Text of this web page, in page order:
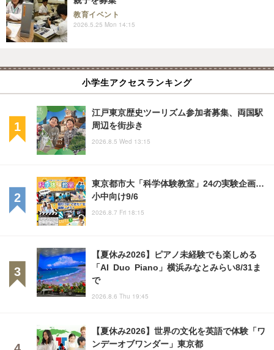
教育イベント
2026.5.25 Mon 14:15
小学生アクセスランキング
江戸東京歴史ツーリズム参加者募集、両国駅
周辺を街歩き
2026.8.5 Wed 13:15
東京都市大「科学体験教室」24の実験企画…
小中向け9/6
2026.8.7 Fri 18:15
【夏休み2026】ピアノ未経験でも楽しめる
「AI Duo Piano」横浜みなとみらい8/31ま
で
2026.8.6 Thu 19:45
【夏休み2026】世界の文化を英語で体験「ワ
ンデーオブワンダー」東京都